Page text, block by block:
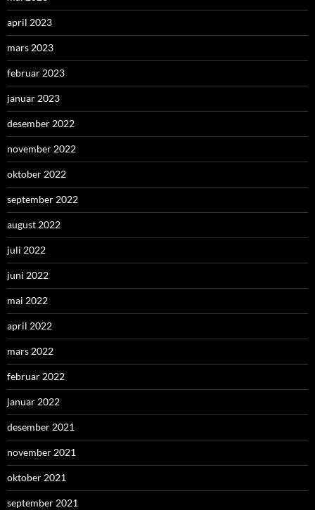
april 2023
mars 2023
februar 2023
januar 2023
desember 2022
november 2022
oktober 2022
september 2022
august 2022
juli 2022
juni 2022
mai 2022
april 2022
mars 2022
februar 2022
januar 2022
desember 2021
november 2021
oktober 2021
september 2021